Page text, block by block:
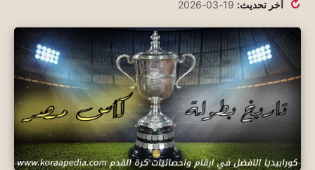
↻ آخر تحديث: 19-03-2026